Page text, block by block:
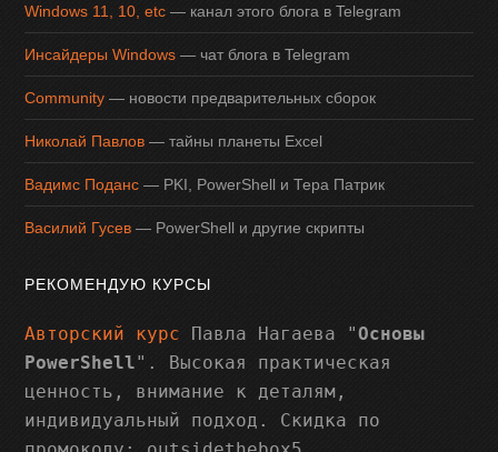
Windows 11, 10, etc — канал этого блога в Telegram
Инсайдеры Windows — чат блога в Telegram
Community — новости предварительных сборок
Николай Павлов — тайны планеты Excel
Вадимс Поданс — PKI, PowerShell и Тера Патрик
Василий Гусев — PowerShell и другие скрипты
РЕКОМЕНДУЮ КУРСЫ
Авторский курс Павла Нагаева "Основы
PowerShell". Высокая практическая
ценность, внимание к деталям,
индивидуальный подход. Скидка по